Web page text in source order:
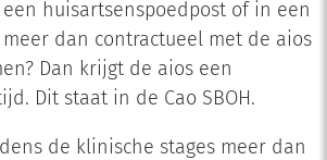
huisartsenspoedpost of in een
dan contractueel met de aios
Dan krijgt de aios een
Dit staat in de Cao SBOH.
de klinische stages meer dan